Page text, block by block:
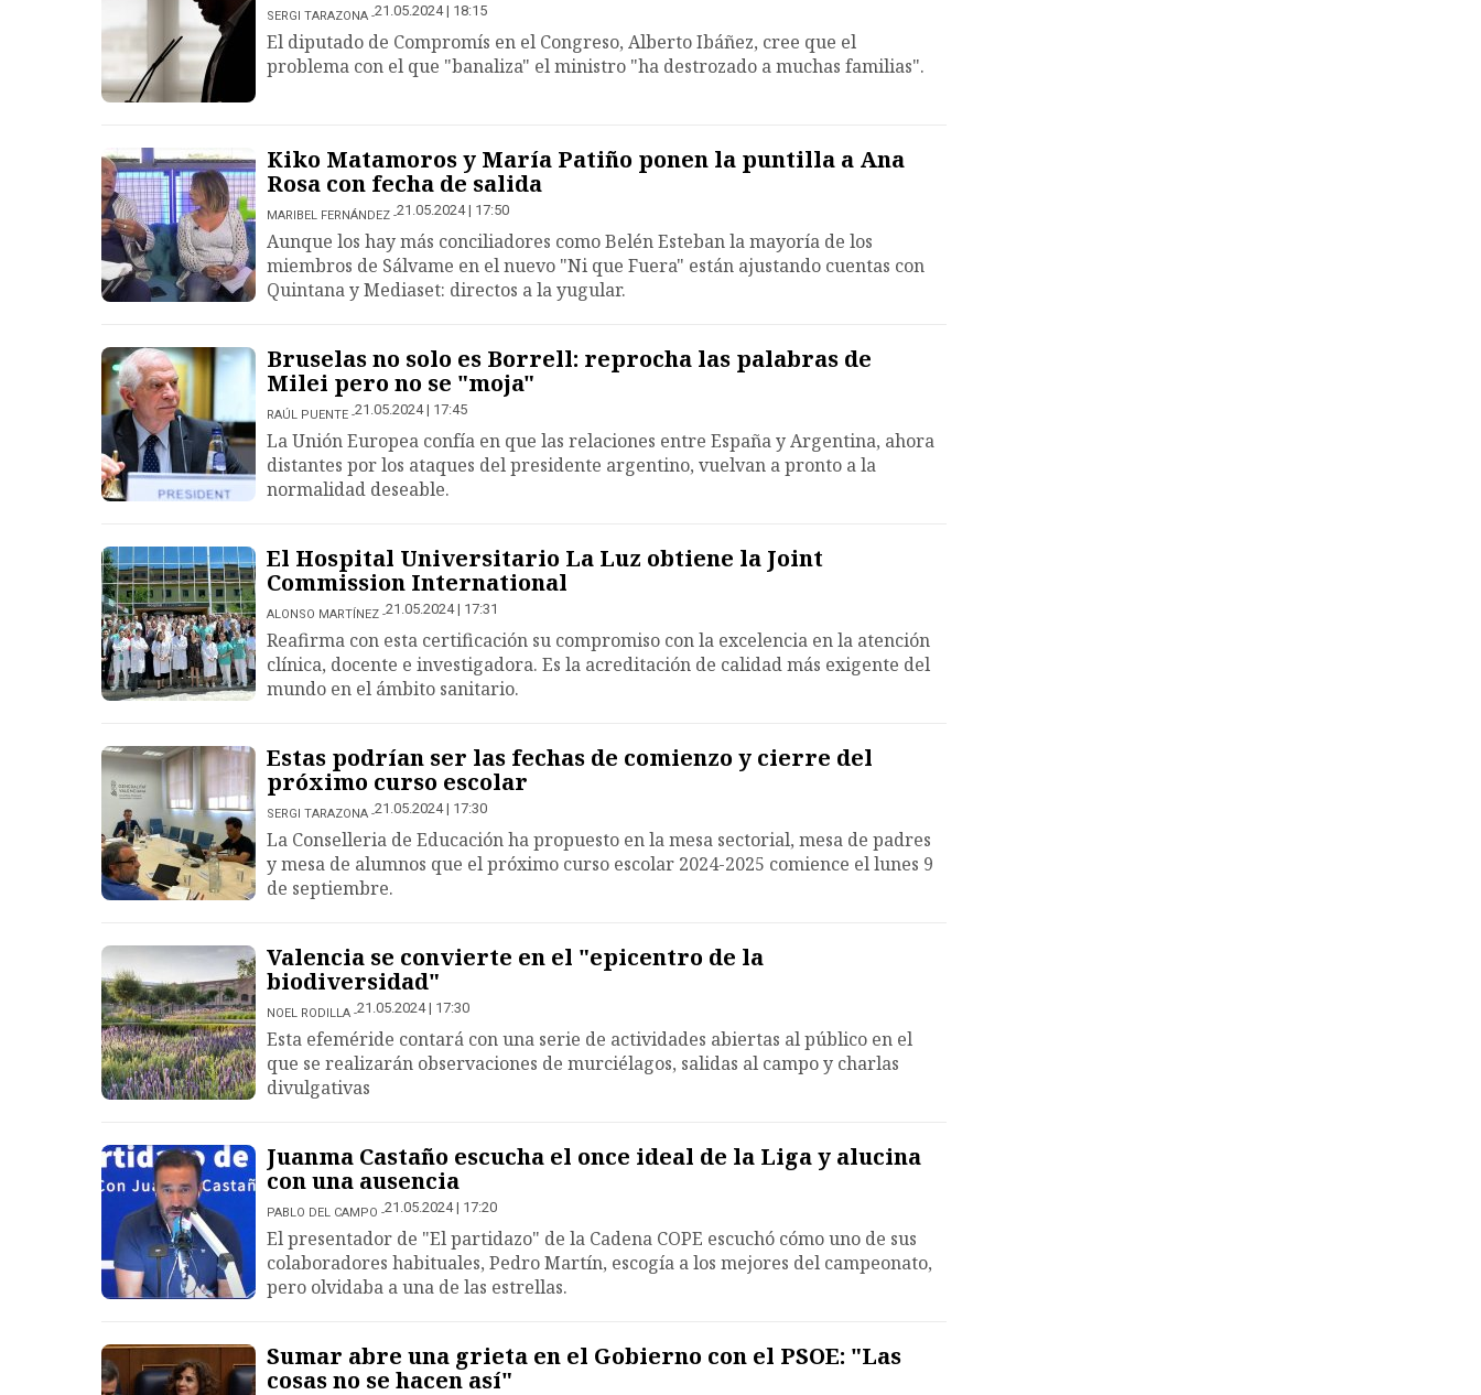
SERGI TARAZONA 21.05.2024 | 18:15
El diputado de Compromís en el Congreso, Alberto Ibáñez, cree que el
problema con el que "banaliza" el ministro "ha destrozado a muchas familias".
Kiko Matamoros y María Patiño ponen la puntilla a Ana
Rosa con fecha de salida
MARIBEL FERNÁNDEZ 21.05.2024 | 17:50
Aunque los hay más conciliadores como Belén Esteban la mayoría de los
miembros de Sálvame en el nuevo "Ni que Fuera" están ajustando cuentas con
Quintana y Mediaset: directos a la yugular.
Bruselas no solo es Borrell: reprocha las palabras de
Milei pero no se "moja"
RAÚL PUENTE 21.05.2024 | 17:45
La Unión Europea confía en que las relaciones entre España y Argentina, ahora
distantes por los ataques del presidente argentino, vuelvan a pronto a la
normalidad deseable.
El Hospital Universitario La Luz obtiene la Joint
Commission International
ALONSO MARTÍNEZ 21.05.2024 | 17:31
Reafirma con esta certificación su compromiso con la excelencia en la atención
clínica, docente e investigadora. Es la acreditación de calidad más exigente del
mundo en el ámbito sanitario.
Estas podrían ser las fechas de comienzo y cierre del
próximo curso escolar
SERGI TARAZONA 21.05.2024 | 17:30
La Conselleria de Educación ha propuesto en la mesa sectorial, mesa de padres
y mesa de alumnos que el próximo curso escolar 2024-2025 comience el lunes 9
de septiembre.
Valencia se convierte en el "epicentro de la
biodiversidad"
NOEL RODILLA 21.05.2024 | 17:30
Esta efeméride contará con una serie de actividades abiertas al público en el
que se realizarán observaciones de murciélagos, salidas al campo y charlas
divulgativas
Juanma Castaño escucha el once ideal de la Liga y alucina
con una ausencia
PABLO DEL CAMPO 21.05.2024 | 17:20
El presentador de "El partidazo" de la Cadena COPE escuchó cómo uno de sus
colaboradores habituales, Pedro Martín, escogía a los mejores del campeonato,
pero olvidaba a una de las estrellas.
Sumar abre una grieta en el Gobierno con el PSOE: "Las
cosas no se hacen así"